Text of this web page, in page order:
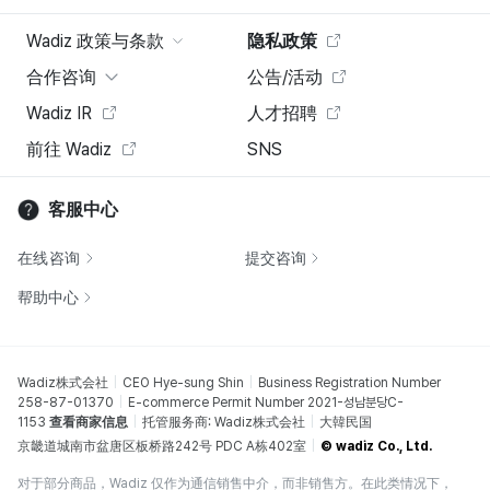
Wadiz 政策与条款
隐私政策
合作咨询
公告/活动
Wadiz IR
人才招聘
前往 Wadiz
SNS
客服中心
在线咨询 提交咨询
帮助中心
Wadiz株式会社 CEO Hye-sung Shin
Business Registration Number
258-87-01370
E-commerce Permit Number 2021-성남분당C-
1153 查看商家信息 托管服务商: Wadiz株式会社
大韓民国
京畿道城南市盆唐区板桥路242号 PDC A栋402室
© wadiz Co., Ltd.
对于部分商品，Wadiz 仅作为通信销售中介，而非销售方。在此类情况下，